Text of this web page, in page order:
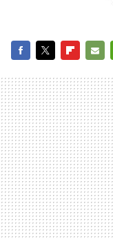
MAIL